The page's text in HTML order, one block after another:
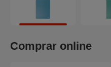
encuadernación con
tomar notas a diario en
oficina. Contiene 80
microperforadas y
extraerse y archivarse
Comprar online